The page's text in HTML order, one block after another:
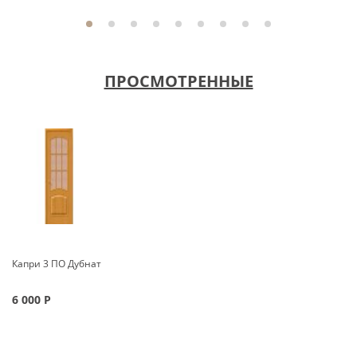
ПРОСМОТРЕННЫЕ
Капри 3 ПО Дубнат
6 000 Р